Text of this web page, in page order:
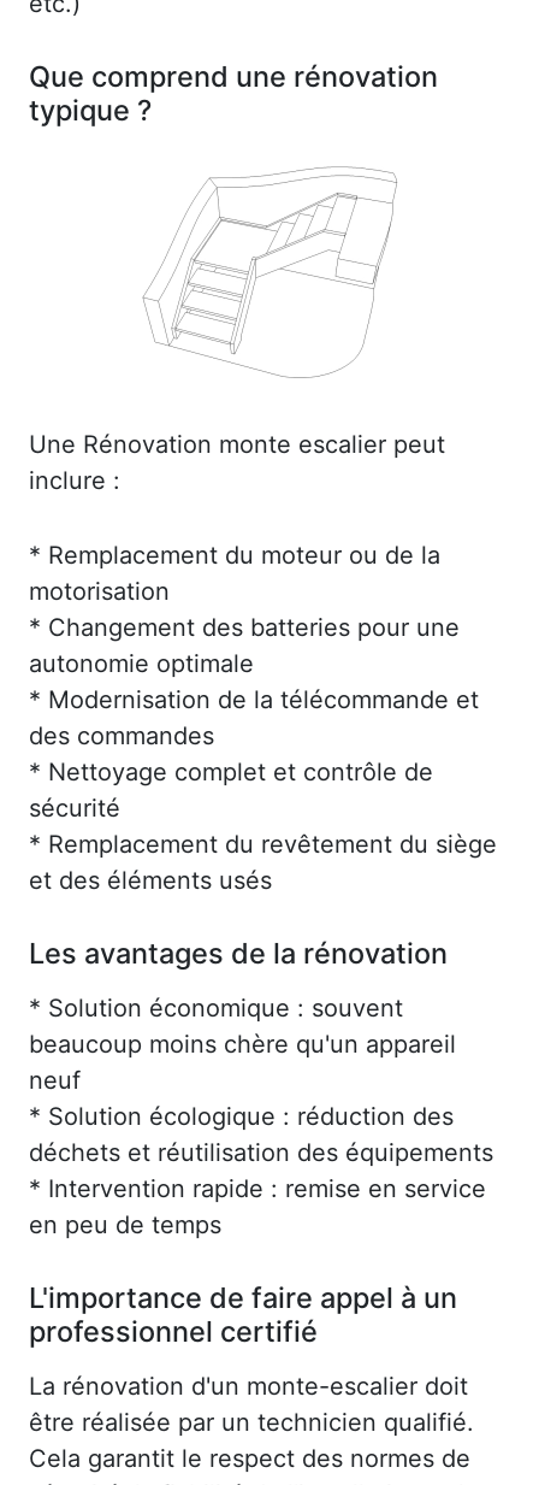
Que comprend une rénovation
typique ?
Une Rénovation monte escalier peut
inclure :
* Remplacement du moteur ou de la
motorisation
* Changement des batteries pour une
autonomie optimale
* Modernisation de la télécommande et
des commandes
* Nettoyage complet et contrôle de
sécurité
* Remplacement du revêtement du siège
et des éléments usés
Les avantages de la rénovation
* Solution économique : souvent
beaucoup moins chère qu'un appareil
neuf
* Solution écologique : réduction des
déchets et réutilisation des équipements
* Intervention rapide : remise en service
en peu de temps
L'importance de faire appel à un
professionnel certifié
La rénovation d'un monte-escalier doit
être réalisée par un technicien qualifié.
Cela garantit le respect des normes de